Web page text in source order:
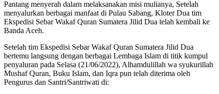
Pantang menyerah dalam melaksanakan misi mulianya, Setelah
menyalurkan berbagai manfaat di Pulau Sabang, Kloter Dua tim
Ekspedisi Sebar Wakaf Quran Sumatera Jilid Dua telah kembali ke
Banda Aceh.
Setelah tim Ekspedisi Sebar Wakaf Quran Sumatera Jilid Dua
bertemu langsung dengan berbagai Lembaga Islam di titik kumpul
penyaluran pada Selasa (21/06/2022), Alhamdulillah wa syukurillah
Mushaf Quran, Buku Islam, dan Iqra pun telah diterima oleh
Pengurus dan Santri/Santriwati di: